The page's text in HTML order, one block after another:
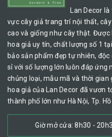
Lan Decor
vực cây giả trang trí nội thất,
cao và giống như cây thật. Được
hoa giả uy tín, chất lượng số 1
bảo sản phẩm đẹp tự nhiên,
sỉ với số lượng lớn luôn đáp ứng
chủng loại, mẫu mã và thời gian
hoa giả của Lan Decor đã vươn
thành phố lớn như Hà Nội, Tp.
Giờ mở cửa: 8h30 -